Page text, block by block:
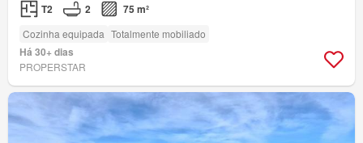
T2 2 75 m²
Cozinha equipada Totalmente mobiliado
Há 30+ dias
PROPERSTAR